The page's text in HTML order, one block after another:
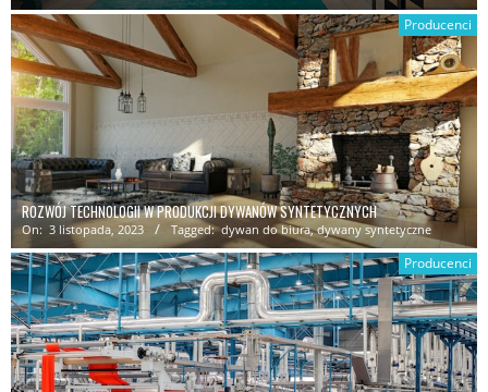
Producenci
ROZWÓJ TECHNOLOGII W PRODUKCJI DYWANÓW SYNTETYCZNYCH
On: 3 listopada, 2023 Tagged: dywan do biura,dywany syntetyczne
Producenci